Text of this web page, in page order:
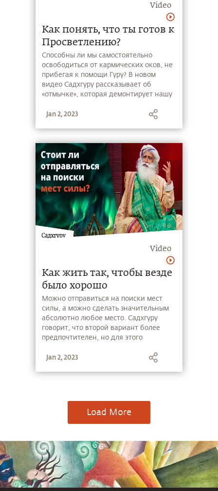
Video
Как понять, что ты готов к
Просветлению?
Способны ли мы самостоятельно
освободиться от кармических оков, не
прибегая к помощи Гуру? В новом
видео Садхгуру рассказывает об
«отмычке», которая демонтирует нашу
Jan 2, 2023
Video
Как жить так, чтобы везде
было хорошо
Можно отправиться на поиски мест
силы, а можно сделать значительным
абсолютно любое место. Садхгуру
говорит, что второй вариант более
предпочтителен, но для этого
правильные приоритеты: тело, ум или
Jan 2, 2023
Load More